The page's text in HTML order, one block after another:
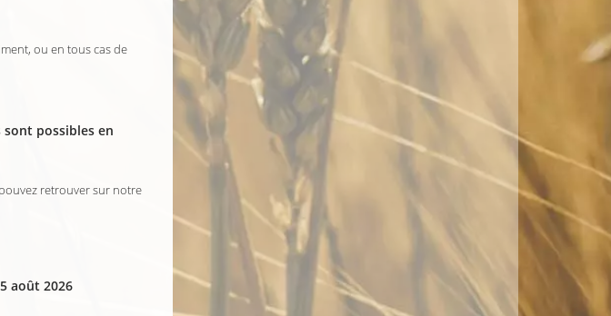
ou en tous cas de
sont possibles en
retrouver sur notre
août 2026